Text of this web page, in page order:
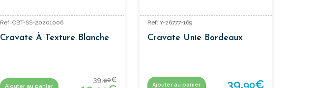
Ref: CBT-SS-20201006
Cravate À Texture Blanche
Ajouter au panier
39,90€
Ref: Y-26777-169
Cravate Unie Bordeaux
Ajouter au panier 39,90€